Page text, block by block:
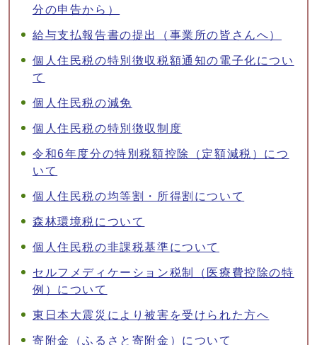
分の申告から）
給与支払報告書の提出（事業所の皆さんへ）
個人住民税の特別徴収税額通知の電子化につい
て
個人住民税の減免
個人住民税の特別徴収制度
令和6年度分の特別税額控除（定額減税）につ
いて
個人住民税の均等割・所得割について
森林環境税について
個人住民税の非課税基準について
セルフメディケーション税制（医療費控除の特
例）について
東日本大震災により被害を受けられた方へ
寄附金（ふるさと寄附金）について